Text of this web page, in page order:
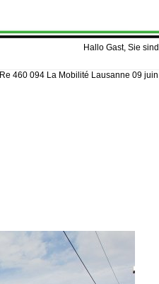
Hallo Gast, Sie
Re 460 094 La Mobilité Lausanne 09 juin